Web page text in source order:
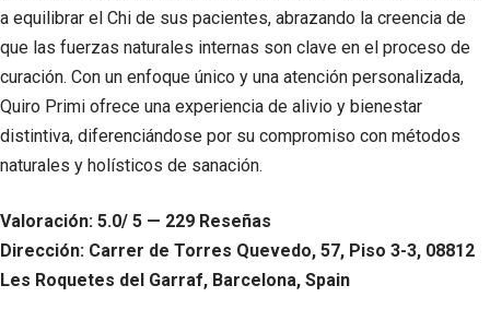
a equilibrar el Chi de sus pacientes, abrazando la creencia de
que las fuerzas naturales internas son clave en el proceso de
curación. Con un enfoque único y una atención personalizada,
Quiro Primi ofrece una experiencia de alivio y bienestar
distintiva, diferenciándose por su compromiso con métodos
naturales y holísticos de sanación.
Valoración: 5.0/ 5 — 229 Reseñas
Dirección: Carrer de Torres Quevedo, 57, Piso 3-3, 08812
Les Roquetes del Garraf, Barcelona, Spain